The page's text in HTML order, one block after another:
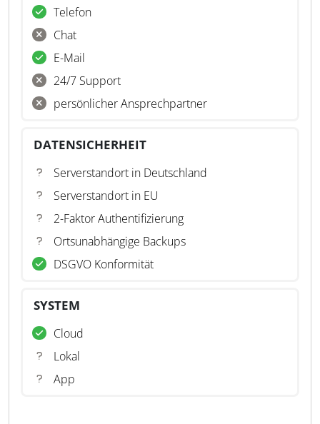
Telefon
Chat
E-Mail
24/7 Support
persönlicher Ansprechpartner
DATENSICHERHEIT
Serverstandort in Deutschland
Serverstandort in EU
2-Faktor Authentifizierung
Ortsunabhängige Backups
DSGVO Konformität
SYSTEM
Cloud
Lokal
App